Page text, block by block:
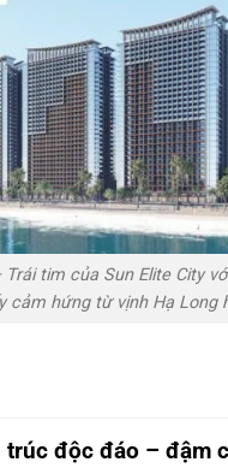
Trái tim của Sun Elite City
cảm hứng từ vịnh Hạ Long
trúc độc đáo – đậm